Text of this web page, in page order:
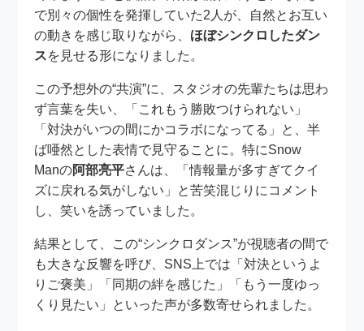
で別々の個性を発揮していた2人が、自然とお互い
の動きを感じ取りながら、 ほぼシンクロしたダン
スを見せる形になりました。
この予想外の“共演”に、スタジオの先輩たちは思わ
ず言葉を失い、「これもう勝敗つけられない」
「対決がいつの間にかコラボになってる」と、半
ば唖然とした表情で見守ることに。特にSnow
Manの阿部亮平さんは、「情報量が多すぎてクイ
ズに戻れる気がしない」と苦笑混じりにコメント
し、笑いを誘っていました。
結果として、この“シンクロダンス”が視聴者の間で
も大きな反響を呼び、SNS上では「対決というよ
りご褒美」「同期の絆を感じた」「もう一度ゆっ
くり見たい」といった声が多数寄せられました。